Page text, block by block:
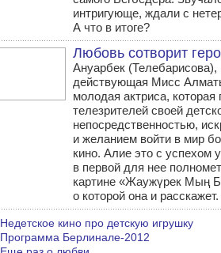
интригующе, ждали с
А что в итоге?
Любовь сотворит
Ануарбек (Телебарисова),
действующая Мисс
молодая актриса, которая
телезрителей своей
непосредственностью,
и желанием войти в мир
кино. Алие это с успехом
в первой для нее
картине «Жаужүрек Мың
о которой она и расскажет.
Недетское кино про детскую игрушку
Программа Берлинале-2012